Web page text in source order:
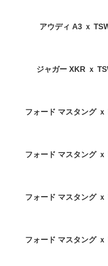
アウディ A3 ｘ
ジャガー XKR ｘ
フォード マスタング
フォード マスタング
フォード マスタング
フォード マスタング